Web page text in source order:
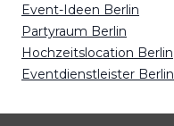
Event-Ideen Berlin
Partyraum Berlin
Hochzeitslocation Berlin
Eventdienstleister Berlin